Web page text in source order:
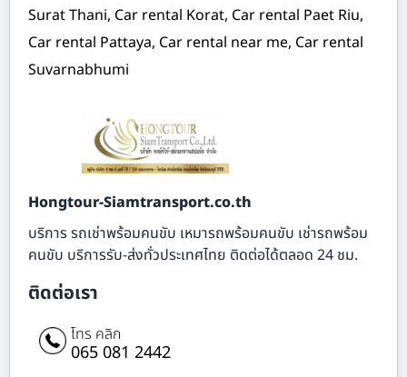
Surat Thani, Car rental Korat, Car rental Paet Riu,
Car rental Pattaya, Car rental near me, Car rental
Suvarnabhumi
Hongtour-Siamtransport.co.th
บริการ รถเช่าพร้อมคนขับ เหมารถพร้อมคนขับ เช่ารถพร้อม
คนขับ บริการรับ-ส่งทั่วประเทศไทย ติดต่อได้ตลอด 24 ชม.
ติดต่อเรา
โทร คลิก
065 081 2442